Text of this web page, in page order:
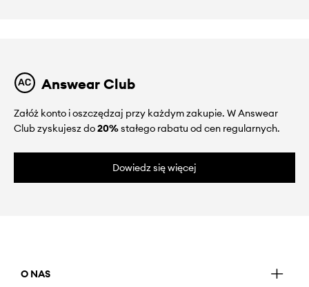
Answear Club
Załóż konto i oszczędzaj przy każdym zakupie. W Answear
Club zyskujesz do20%stałego rabatu od cen regularnych.
Dowiedz się więcej
O NAS